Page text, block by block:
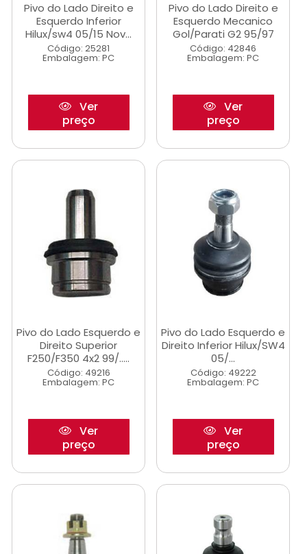
Pivo do Lado Direito e
Esquerdo Inferior
Hilux/sw4 05/15 Nov...
Código: 25281
Embalagem: PC
Ver
preço
Pivo do Lado Direito e
Esquerdo Mecanico
Gol/Parati G2 95/97
Código: 42846
Embalagem: PC
Ver
preço
Pivo do Lado Esquerdo e
Direito Superior
F250/F350 4x2 99/.....
Código: 49216
Embalagem: PC
Ver
preço
Pivo do Lado Esquerdo e
Direito Inferior Hilux/SW4
05/...
Código: 49222
Embalagem: PC
Ver
preço